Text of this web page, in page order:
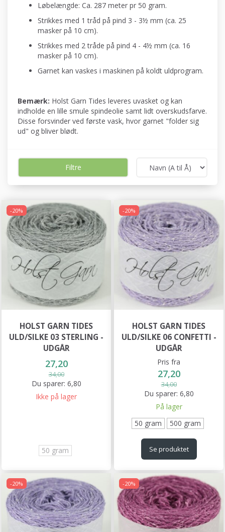
Løbelængde: Ca. 287 meter pr 50 gram.
Strikkes med 1 tråd på pind 3 - 3½ mm (ca. 25
masker på 10 cm).
Strikkes med 2 tråde på pind 4 - 4½ mm (ca. 16
masker på 10 cm).
Garnet kan vaskes i maskinen på koldt uldprogram.
Bemærk: Holst Garn Tides leveres uvasket og kan
indholde en lille smule spindeolie samt lidt overskudsfarve.
Disse forsvinder ved første vask, hvor garnet "folder sig
ud" og bliver blødt.
Filtre
-20%
HOLST GARN TIDES
ULD/SILKE 03 STERLING -
UDGÅR
27,20
34,00
Du sparer: 6,80
Ikke på lager
50 gram
-20%
HOLST GARN TIDES
ULD/SILKE 06 CONFETTI -
UDGÅR
Pris fra
27,20
34,00
Du sparer: 6,80
På lager
50 gram
500 gram
Se produktet
-20% -20%